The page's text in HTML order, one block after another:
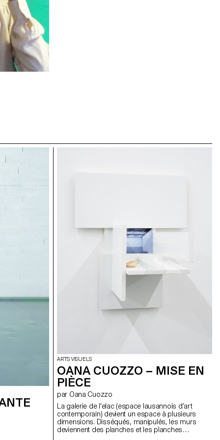
ARTS VISUELS
OANA CUOZZO – MISE EN
PIÈCE
par Oana Cuozzo
La galerie de l'elac (espace lausannois d’art
contemporain) devient un espace à plusieurs
dimensions. Disséqués, manipulés, les murs
deviennent des planches et les planches